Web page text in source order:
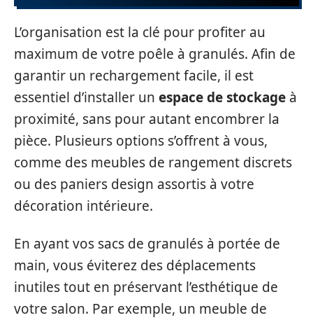
L’organisation est la clé pour profiter au
maximum de votre poêle à granulés. Afin de
garantir un rechargement facile, il est
essentiel d’installer un espace de stockage à
proximité, sans pour autant encombrer la
pièce. Plusieurs options s’offrent à vous,
comme des meubles de rangement discrets
ou des paniers design assortis à votre
décoration intérieure.
En ayant vos sacs de granulés à portée de
main, vous éviterez des déplacements
inutiles tout en préservant l’esthétique de
votre salon. Par exemple, un meuble de